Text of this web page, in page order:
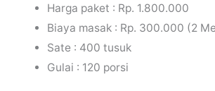
Harga paket : Rp. 1.800.000
Biaya masak : Rp. 300.000 (2
Sate : 400 tusuk
Gulai : 120 porsi